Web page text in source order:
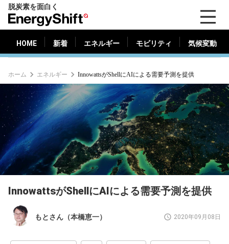
脱炭素を面白く
ナ
ジ
ー
フ
ト）
HOME 新着 エネルギー モビリティ 気候変動
新着 エネルギー 気候変動
ホーム エネルギー InnowattsがShellにAIによる需要予測を提供
InnowattsがShellにAIによる需要予測を提供
もとさん（本橋恵一） 2020年09月08日